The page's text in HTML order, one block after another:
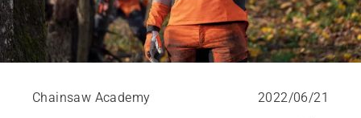
Chainsaw Academy 2022/06/21